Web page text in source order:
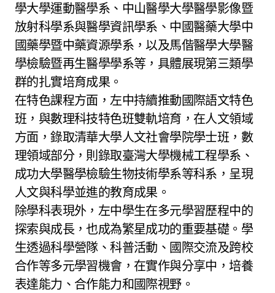
學大學運動醫學系、中山醫學大學醫學影像暨
放射科學系與醫學資訊學系、中國醫藥大學中
國藥學暨中藥資源學系，以及馬偕醫學大學醫
學檢驗暨再生醫學學系等，具體展現第三類學
群的扎實培育成果。
在特色課程方面，左中持續推動國際語文特色
班，與數理科技特色班雙軌培育，在人文領域
方面，錄取清華大學人文社會學院學士班，數
理領域部分，則錄取臺灣大學機械工程學系、
成功大學醫學檢驗生物技術學系等科系，呈現
人文與科學並進的教育成果。
除學科表現外，左中學生在多元學習歷程中的
探索與成長，也成為繁星成功的重要基礎。學
生透過科學營隊、科普活動、國際交流及跨校
合作等多元學習機會，在實作與分享中，培養
表達能力、合作能力和國際視野。